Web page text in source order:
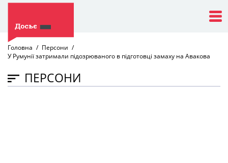
Головна
Персони
У Румунії затримали підозрюваного в підготовці замаху на Авакова
ПЕРСОНИ